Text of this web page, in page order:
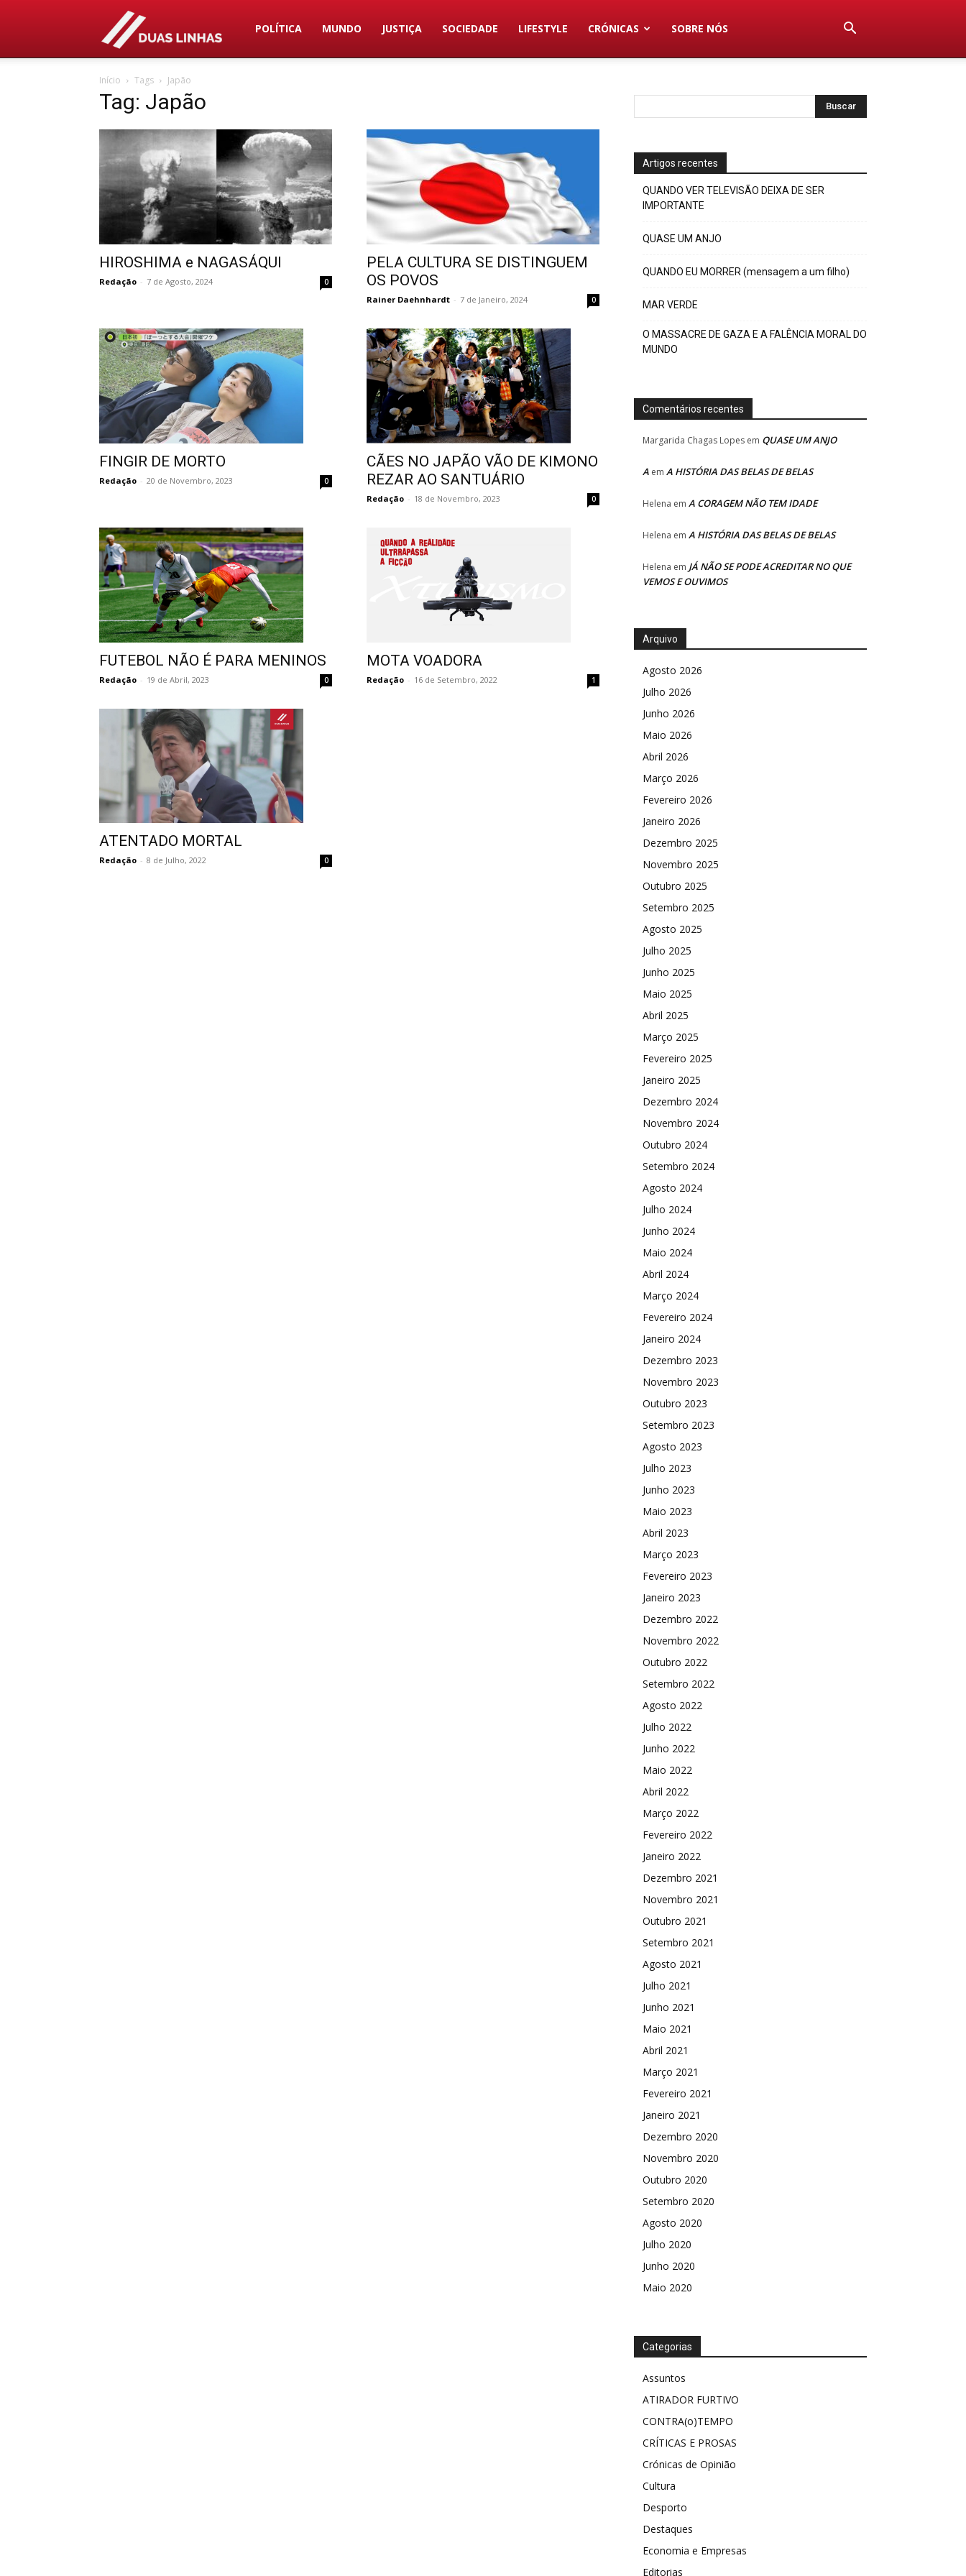
Duas
POLÍTICA MUNDO JUSTIÇA SOCIEDADE LIFESTYLE CRÓNICAS SOBRE NÓS
Início Tags Japão
Tag: Japão
HIROSHIMA e NAGASÁQUI
Redação - 7 de Agosto, 2024 0
PELA CULTURA SE DISTINGUEM
OS POVOS
Rainer Daehnhardt - 7 de Janeiro, 2024 0
FINGIR DE MORTO
Redação - 20 de Novembro, 2023 0
CÃES NO JAPÃO VÃO DE KIMONO
REZAR AO SANTUÁRIO
Redação - 18 de Novembro, 2023 0
FUTEBOL NÃO É PARA MENINOS
Redação - 19 de Abril, 2023 0
MOTA VOADORA
Redação - 16 de Setembro, 2022 1
ATENTADO MORTAL
Redação - 8 de Julho, 2022 0
Artigos recentes
QUANDO VER TELEVISÃO DEIXA DE SER
IMPORTANTE
QUASE UM ANJO
QUANDO EU MORRER (mensagem a um filho)
MAR VERDE
O MASSACRE DE GAZA E A FALÊNCIA MORAL DO
MUNDO
Comentários recentes
Margarida Chagas Lopes em QUASE UM ANJO
A em A HISTÓRIA DAS BELAS DE BELAS
Helena em A CORAGEM NÃO TEM IDADE
Helena em A HISTÓRIA DAS BELAS DE BELAS
Helena em JÁ NÃO SE PODE ACREDITAR NO QUE
VEMOS E OUVIMOS
Arquivo
Agosto 2026
Julho 2026
Junho 2026
Maio 2026
Abril 2026
Março 2026
Fevereiro 2026
Janeiro 2026
Dezembro 2025
Novembro 2025
Outubro 2025
Setembro 2025
Agosto 2025
Julho 2025
Junho 2025
Maio 2025
Abril 2025
Março 2025
Fevereiro 2025
Janeiro 2025
Dezembro 2024
Novembro 2024
Outubro 2024
Setembro 2024
Agosto 2024
Julho 2024
Junho 2024
Maio 2024
Abril 2024
Março 2024
Fevereiro 2024
Janeiro 2024
Dezembro 2023
Novembro 2023
Outubro 2023
Setembro 2023
Agosto 2023
Julho 2023
Junho 2023
Maio 2023
Abril 2023
Março 2023
Fevereiro 2023
Janeiro 2023
Dezembro 2022
Novembro 2022
Outubro 2022
Setembro 2022
Agosto 2022
Julho 2022
Junho 2022
Maio 2022
Abril 2022
Março 2022
Fevereiro 2022
Janeiro 2022
Dezembro 2021
Novembro 2021
Outubro 2021
Setembro 2021
Agosto 2021
Julho 2021
Junho 2021
Maio 2021
Abril 2021
Março 2021
Fevereiro 2021
Janeiro 2021
Dezembro 2020
Novembro 2020
Outubro 2020
Setembro 2020
Agosto 2020
Julho 2020
Junho 2020
Maio 2020
Categorias
Assuntos
ATIRADOR FURTIVO
CONTRA(o)TEMPO
CRÍTICAS E PROSAS
Crónicas de Opinião
Cultura
Desporto
Destaques
Economia e Empresas
Editorias